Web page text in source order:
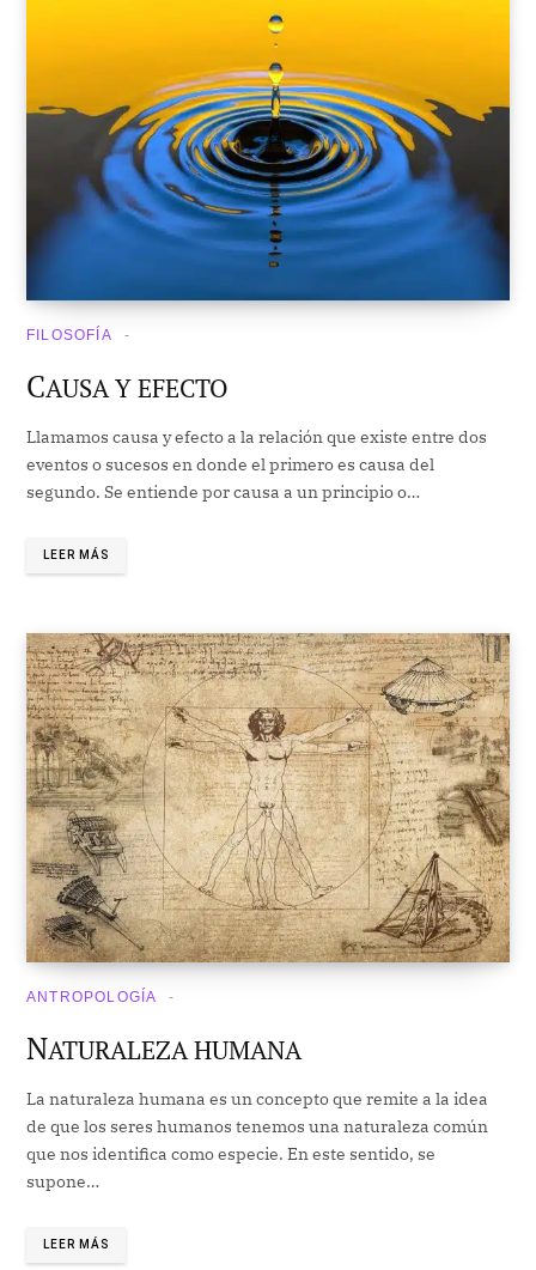
FILOSOFÍA
CAUSA Y EFECTO
Llamamos causa y efecto a la relación que existe entre dos
eventos o sucesos en donde el primero es causa del
segundo. Se entiende por causa a un principio o…
LEER MÁS
ANTROPOLOGÍA
NATURALEZA HUMANA
La naturaleza humana es un concepto que remite a la idea
de que los seres humanos tenemos una naturaleza común
que nos identifica como especie. En este sentido, se
supone…
LEER MÁS